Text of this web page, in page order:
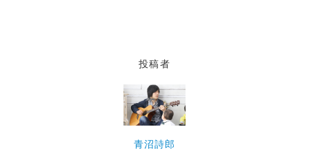
投稿者
青沼詩郎